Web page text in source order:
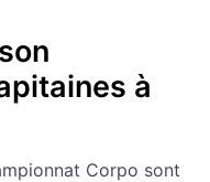
à
Corpo sont